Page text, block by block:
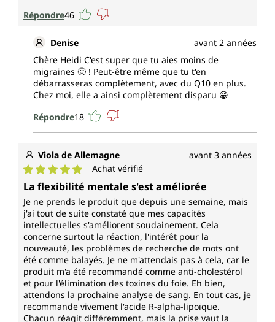
Répondre46
Denise
avant 2 années
Chère Heidi C'est super que tu aies moins de
migraines 🙂 ! Peut-être même que tu t'en
débarrasseras complètement, avec du Q10 en plus.
Chez moi, elle a ainsi complètement disparu 😁
Répondre18
Viola de Allemagne avant 3 années
Note moyenne de 5 sur 5 étoiles
Achat vérifié
La flexibilité mentale s'est améliorée
Je ne prends le produit que depuis une semaine, mais
j'ai tout de suite constaté que mes capacités
intellectuelles s'améliorent soudainement. Cela
concerne surtout la réaction, l'intérêt pour la
nouveauté, les problèmes de recherche de mots ont
été comme balayés. Je ne m'attendais pas à cela, car le
produit m'a été recommandé comme anti-cholestérol
et pour l'élimination des toxines du foie. Eh bien,
attendons la prochaine analyse de sang. En tout cas, je
recommande vivement l'acide R-alpha-lipoïque.
Chacun réagit différemment, mais la prise vaut la